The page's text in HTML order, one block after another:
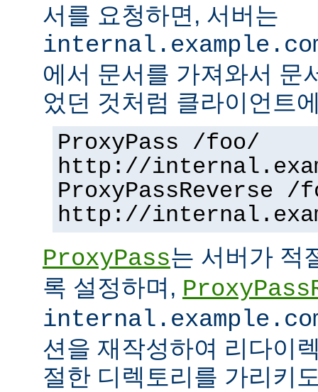
서를 요청하면, 서버는
에서 문서를 가져와서 문
었던 것처럼 클라이언트
ProxyPass /foo/
http://
ProxyPassReverse /
http://
ProxyPass는 서버가 적
록 설정하며,
션을 재작성하여 리다이
절한 디렉토리를 가리키